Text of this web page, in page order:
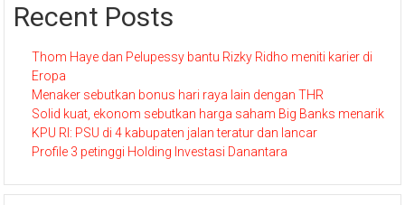
Recent Posts
Thom Haye dan Pelupessy bantu Rizky Ridho meniti karier di
Eropa
Menaker sebutkan bonus hari raya lain dengan THR
Solid kuat, ekonom sebutkan harga saham Big Banks menarik
KPU RI: PSU di 4 kabupaten jalan teratur dan lancar
Profile 3 petinggi Holding Investasi Danantara